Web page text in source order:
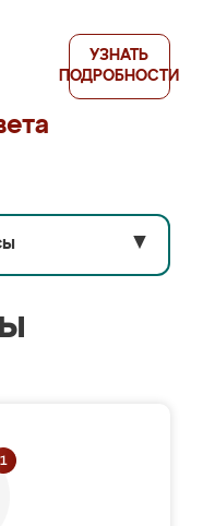
УЗНАТЬ
ПОДРОБНОСТИ
▼